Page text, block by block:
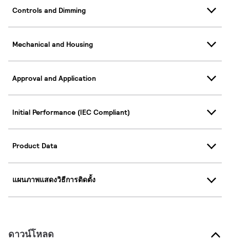
Controls and Dimming
Mechanical and Housing
Approval and Application
Initial Performance (IEC Compliant)
Product Data
แผนภาพแสดงวิธีการติดตั้ง
ดาวน์โหลด